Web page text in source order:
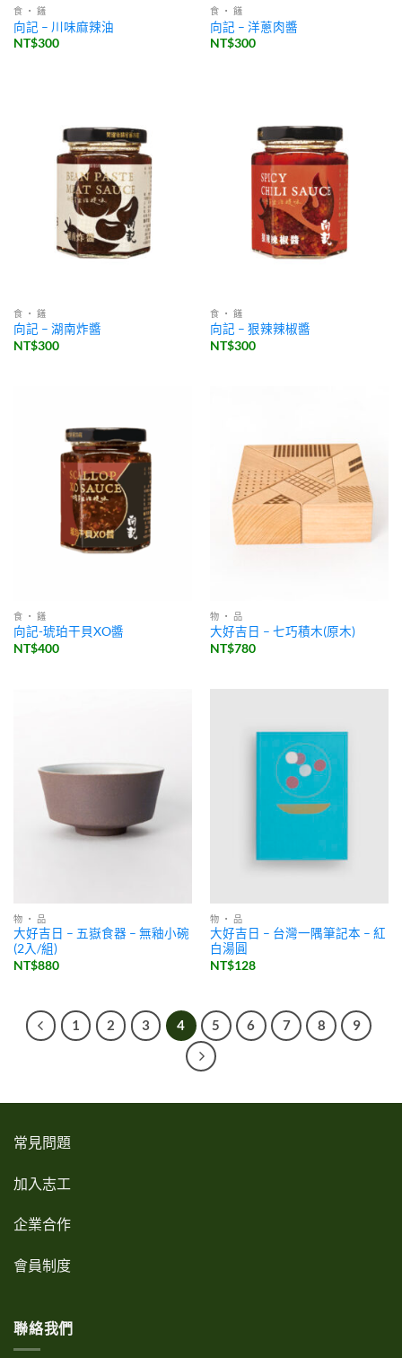
食 ・ 饈
向記 – 川味麻辣油
NT$300
食 ・ 饈
向記 – 洋蔥肉醬
NT$300
食 ・ 饈
向記 – 湖南炸醬
NT$300
食 ・ 饈
向記 – 狠辣辣椒醬
NT$300
食 ・ 饈
向記-琥珀干貝XO醬
NT$400
物 ・ 品
大好吉日 – 七巧積木(原木)
NT$780
物 ・ 品
大好吉日 – 五嶽食器 – 無釉小碗
(2入/組)
NT$880
物 ・ 品
大好吉日 – 台灣一隅筆記本 – 紅
白湯圓
NT$128
1 2 3 4 5 6 7 8 9
常見問題
加入志工
企業合作
會員制度
聯絡我們